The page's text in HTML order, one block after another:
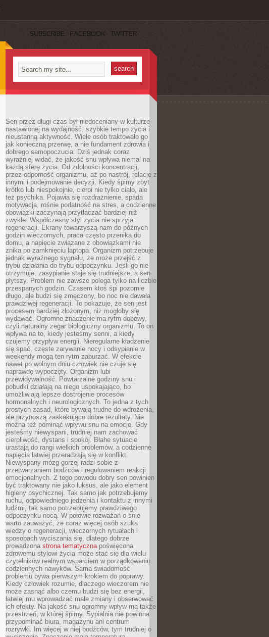
SUBSCRIBE FACEBOOK TWITTER
Sen przez długi czas był niedoceniany w kulturze
nastawionej na wydajność, szybkie tempo życia i
nieustanną aktywność. Wiele osób traktowało go
jak konieczną przerwę, a nie fundament zdrowia i
dobrego samopoczucia. Dziś jednak coraz
wyraźniej widać, że jakość snu wpływa niemal na
każdą sferę życia. Od zdolności koncentracji,
przez odporność organizmu, aż po nastrój, relacje z
innymi i podejmowanie decyzji. Kiedy śpimy zbyt
krótko lub niespokojnie, cierpi nie tylko ciało, ale
też psychika. Pojawia się rozdrażnienie, spada
motywacja, rośnie podatność na stres, a codzienne
obowiązki zaczynają przytłaczać bardziej niż
zwykle. Współczesny styl życia nie sprzyja
regeneracji. Ekrany towarzyszą nam do późnych
godzin wieczornych, praca często przenika do
domu, a napięcie związane z obowiązkami nie
znika po zamknięciu laptopa. Organizm potrzebuje
jednak wyraźnego sygnału, że może przejść z
trybu działania do trybu odpoczynku. Jeśli go nie
otrzymuje, zasypianie staje się trudniejsze, a sen
płytszy. Problem nie zawsze polega tylko na liczbie
przespanych godzin. Czasem ktoś śpi pozornie
długo, ale budzi się zmęczony, bo noc nie dawała
prawdziwej regeneracji. To pokazuje, że sen jest
procesem bardziej złożonym, niż mogłoby się
wydawać. Ogromne znaczenie ma rytm dobowy,
czyli naturalny zegar biologiczny organizmu. To on
wpływa na to, kiedy jesteśmy senni, a kiedy
czujemy przypływ energii. Nieregularne kładzenie
się spać, częste zarywanie nocy i odsypianie w
weekendy mogą ten rytm zaburzać. W efekcie
nawet po wolnym dniu człowiek nie czuje się
naprawdę wypoczęty. Organizm lubi
przewidywalność. Powtarzalne godziny snu i
pobudki działają na niego uspokajająco, bo
umożliwiają lepsze dostrojenie procesów
hormonalnych i neurologicznych. To jedna z tych
prostych zasad, które bywają trudne do wdrożenia,
ale przynoszą zaskakująco dobre rezultaty. Nie
można też pominąć wpływu snu na emocje. Gdy
jesteśmy niewyspani, trudniej nam zachować
cierpliwość, dystans i spokój. Błahe sytuacje
urastają do rangi wielkich problemów, a codzienne
napięcia łatwiej przeradzają się w konflikt.
Niewyspany mózg gorzej radzi sobie z
przetwarzaniem bodźców i regulowaniem reakcji
emocjonalnych. Z tego powodu dobry sen powinien
być traktowany nie jako luksus, ale jako element
higieny psychicznej. Tak samo jak potrzebujemy
ruchu, odpowiedniego jedzenia i kontaktu z innymi
ludźmi, tak samo potrzebujemy prawdziwego
odpoczynku nocą. W połowie rozważań o śnie
warto zauważyć, że coraz więcej osób szuka
wiedzy o regeneracji, wieczornych rytuałach i
sposobach wyciszania się, dlatego dobrze
prowadzona strona tematycznapoświęcona
zdrowemu stylowi życia może stać się dla wielu
czytelników realnym wsparciem w porządkowaniu
codziennych nawyków. Sama świadomość
problemu bywa pierwszym krokiem do poprawy.
Kiedy człowiek rozumie, dlaczego wieczorem nie
może zasnąć albo czemu budzi się bez energii,
łatwiej mu wprowadzać małe zmiany i obserwować
ich efekty. Na jakość snu ogromny wpływ ma także
przestrzeń, w której śpimy. Sypialnia nie powinna
przypominać biura, magazynu ani centrum
rozrywki. Im więcej w niej bodźców, tym trudniej o